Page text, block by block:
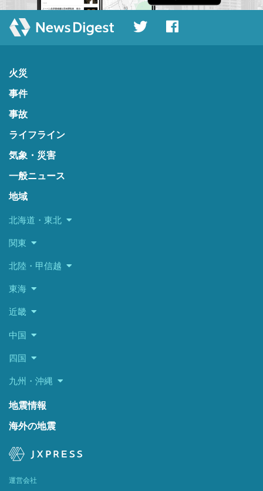
火災
事件
事故
ライフライン
気象・災害
一般ニュース
地域
北海道・東北
関東
北陸・甲信越
東海
近畿
中国
四国
九州・沖縄
地震情報
海外の地震
運営会社